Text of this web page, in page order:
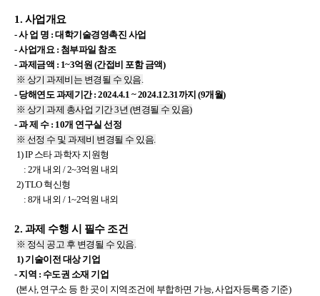
1. 사업개요
-사 업 명 : 대학기술경영촉진 사업
- 사업개요 : 첨부파일 참조
-과제금액 : 1~3억원 (간접비 포함 금액)
※ 상기 과제비는 변경될 수 있음.
- 당해연도과제기간: 2024.4.1 ~ 2024.12.31까지 (9개월)
※ 상기 과제 총사업 기간 3년 (변경될 수 있음)
-과 제 수: 10개 연구실 선정
※ 선정 수 및 과제비 변경될 수 있음.
1) IP 스타 과학자 지원형
: 2개 내외 / 2~3억원 내외
2) TLO 혁신형
: 8개 내외 / 1~2억원 내외
2. 과제 수행 시 필수 조건
※ 정식 공고 후 변경될 수 있음.
1) 기술이전 대상 기업
-지역 : 수도권 소재 기업
(본사, 연구소 등 한 곳이 지역조건에 부합하면 가능,사업자등록증 기준)